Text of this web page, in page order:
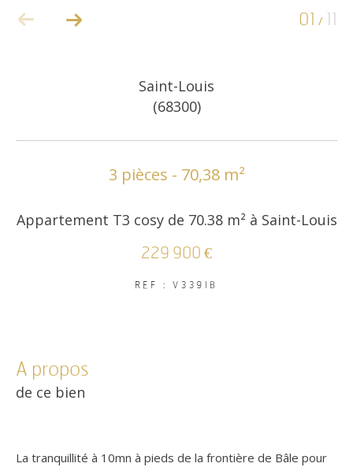
01 /
Saint-Louis
(68300)
3 pièces - 70,38 m²
Appartement T3 cosy de 70.38 m² à Saint-Louis
229 900 €
REF : V339IB
a propos
de ce bien
La tranquillité à 10mn à pieds de la frontière de Bâle pour
NOUVEAUTÉS
RECHERCHER